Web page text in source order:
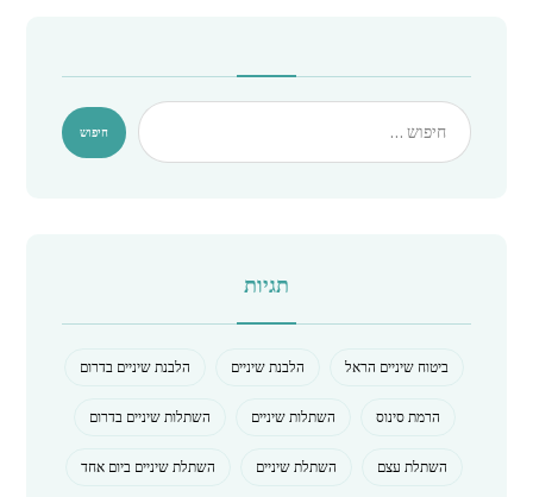
תגיות
ביטוח שיניים הראל הלבנת שיניים
הלבנת שיניים בדרום
הרמת סינוס
השתלות שיניים
השתלות שיניים בדרום
השתלת עצם
השתלת שיניים
השתלת שיניים ביום אחד